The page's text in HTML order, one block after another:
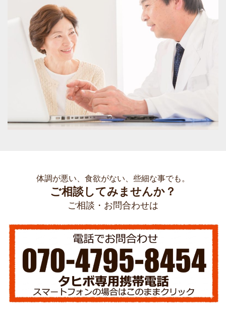
体調が悪い、食欲がない、些細な事でも。
ご相談してみませんか？
ご相談・お問合わせは